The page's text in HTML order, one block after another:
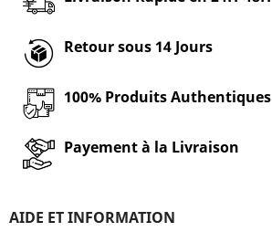
Retour sous 14 Jours
100% Produits Authentiques
Payement à la Livraison
AIDE ET INFORMATION